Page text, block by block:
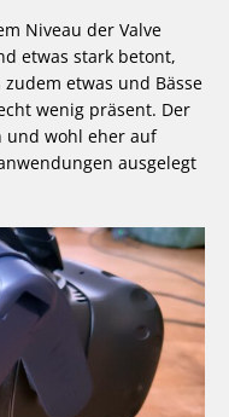
Niveau der Valve
etwas stark betont,
etwas und Bässe
wenig präsent. Der
und wohl eher auf
ausgelegt